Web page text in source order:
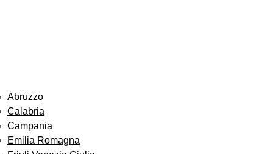
Abruzzo
Calabria
Campania
Emilia Romagna